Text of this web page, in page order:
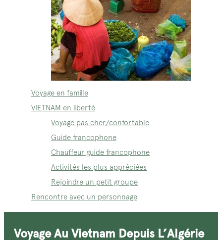
Voyage en famille
VIETNAM en liberté
Voyage pas cher/confortable
Guide francophone
Chauffeur guide francophone
Activités les plus appréciées
Rejoindre un petit groupe
Rencontre avec un personnage
Voyage Au Vietnam Depuis L’Algérie